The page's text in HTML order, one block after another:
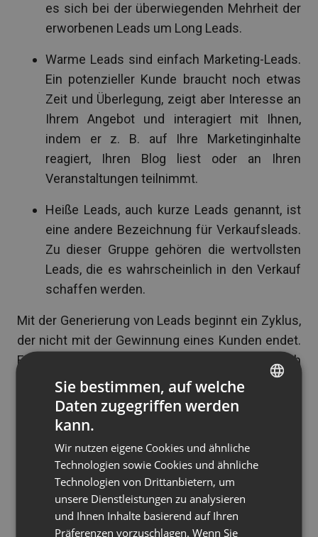
es sich bei der überwiegenden Mehrheit der
erworbenen Leads um Long Leads.
Warme Leads sind einfach Marketing-Leads.
Ein potenzieller Kunde braucht noch etwas
Zeit und Überlegung, zeigt aber Interesse an
Ihrem Angebot und interagiert mit Ihnen,
indem er z. B. auf Ihre Marketinginhalte
reagiert, Ihren Blog liest oder an Ihren
Veranstaltungen teilnimmt.
Heiße Leads, auch kurze Leads genannt, ist
eine andere Bezeichnung für Verkaufsleads.
Zu dieser Gruppe gehören die wertvollsten
Leads, die es wahrscheinlich in den Verkauf
schaffen werden.
Mit der Generierung von Leads beginnt ein Zyklus,
der nicht mit der Gewinnung eines Kunden endet.
Eine Gruppe von zahlenden Kunden sollte auch
durch Marketingmaßnahmen angesprochen
werden, um eine starke Beziehung aufzubauen
und weitere Verkäufe zu fördern.
Leadmagnet: Ihr Weg zur
Lead-Generierung
Es ist Zeit, zur Praxis überzugehen. Die
Gewinnung von Kundenkontakten ist nicht
ENGLISH
GERMAN
POLISH
RUSSIAN
SPANISH
Sie bestimmen, auf welche
Daten zugegriffen werden
kann.
Wir nutzen eigene Cookies und ähnliche
Technologien sowie Cookies und ähnliche
Technologien von Drittanbietern, um
unsere Dienstleistungen zu analysieren
und Ihnen Inhalte basierend auf Ihren
Präferenzen vorzuschlagen. Wenn Sie